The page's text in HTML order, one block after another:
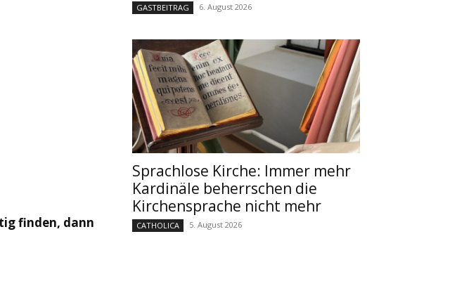
finden, dann
GASTBEITRAG 6. August 2026
Sprachlose Kirche: Immer mehr
Kardinäle beherrschen die
Kirchensprache nicht mehr
CATHOLICA 5. August 2026